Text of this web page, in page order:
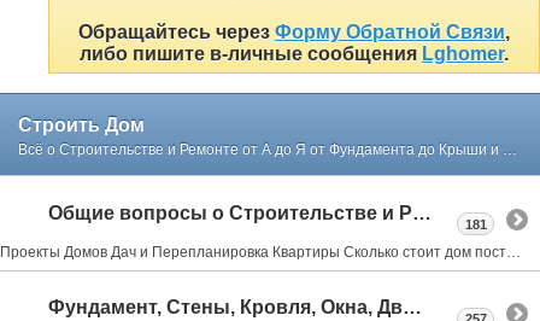
Обращайтесь через Форму Обратной Связи,
либо пишите в-личные сообщения Lghomer.
Строить Дом
Всё о Строительстве и Ремонте от А до Я от Фундамента до Крыши и Интерьера простым и понятным языком в реальных примерах и советах нашего форума
Общие вопросы о Строительстве и Ремонте
Проекты Домов Дач и Перепланировка Квартиры Сколько стоит дом построить или как выбрать участок под строительство все в реальных примерах тут
181
Фундамент, Стены, Кровля, Окна, Двери